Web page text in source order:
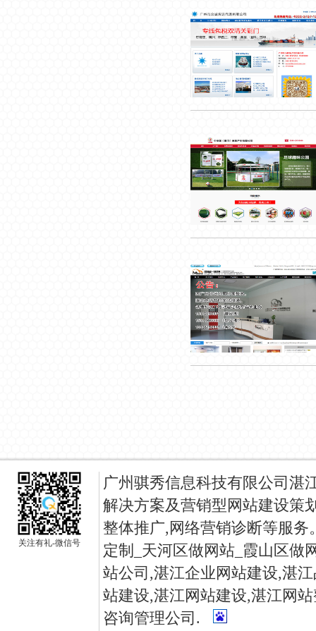
关注有礼-微信号
广州骐秀信息科技有限公司湛
解决方案及营销型网站建设策
整体推广,网络营销诊断等服
定制_天河区做网站_霞山区做
站公司,湛江企业网站建设,湛江
站建设,湛江网站建设,湛江网
咨询管理公司.